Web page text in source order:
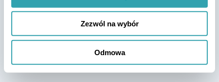
Zezwól na wybór
Odmowa